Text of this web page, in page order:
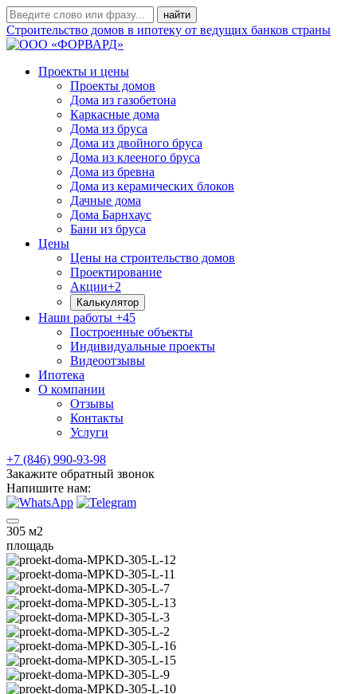
Строительство домов в ипотеку от ведущих банков страны
Проекты и цены
Проекты домов
Дома из газобетона
Каркасные дома
Дома из бруса
Дома из двойного бруса
Дома из клееного бруса
Дома из бревна
Дома из керамических блоков
Дачные дома
Дома Барнхаус
Бани из бруса
Цены
Цены на строительство домов
Проектирование
Акции+2
Калькулятор
Наши работы +45
Построенные объекты
Индивидуальные проекты
Видеоотзывы
Ипотека
О компании
Отзывы
Контакты
Услуги
+7 (846) 990-93-98
Закажите обратный звонок
Напишите нам:
305 м2
площадь